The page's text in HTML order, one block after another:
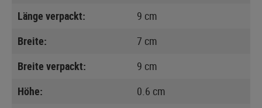
Länge verpackt:
9 cm
Breite:
7 cm
Breite verpackt:
9 cm
Höhe:
0.6 cm